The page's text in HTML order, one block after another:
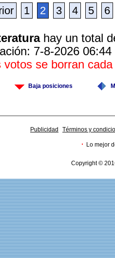
1 2 3 4 5 6
hay un total
7-8-2026
votos se borran
Baja posiciones
Publicidad Términos y
· Lo mejor
Copyright ©